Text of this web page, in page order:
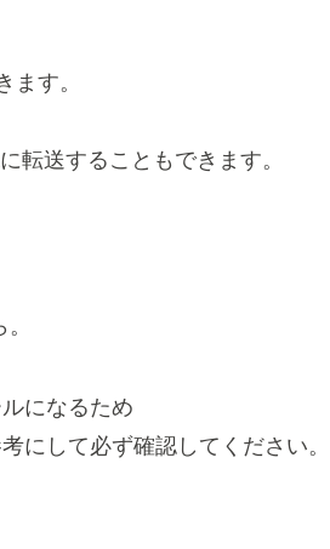
ます。
転送することもできます。
になるため
にして必ず確認してください。